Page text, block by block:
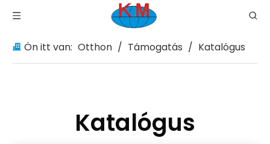
Ön itt van: Otthon / Támogatás / Katalógus
Katalógus